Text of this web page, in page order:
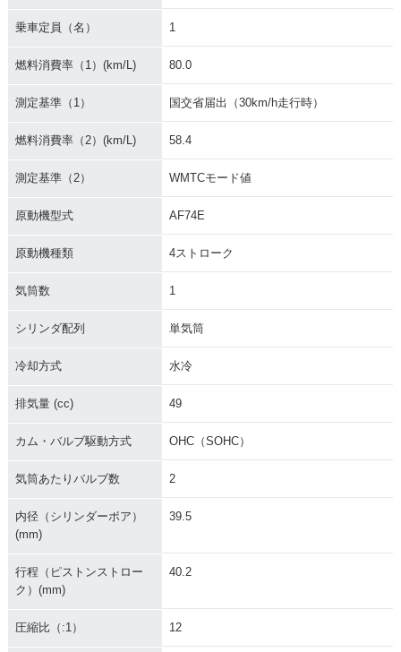
乗車定員（名） 1
燃料消費率（1）(km/L) 80.0
測定基準（1） 国交省届出（30km/h走行時）
燃料消費率（2）(km/L) 58.4
測定基準（2） WMTCモード値
原動機型式 AF74E
原動機種類 4ストローク
気筒数 1
シリンダ配列 単気筒
冷却方式 水冷
排気量 (cc) 49
カム・バルブ駆動方式 OHC（SOHC）
気筒あたりバルブ数 2
内径（シリンダーボア）
(mm)
39.5
行程（ピストンストロー
ク）(mm)
40.2
圧縮比（:1） 12